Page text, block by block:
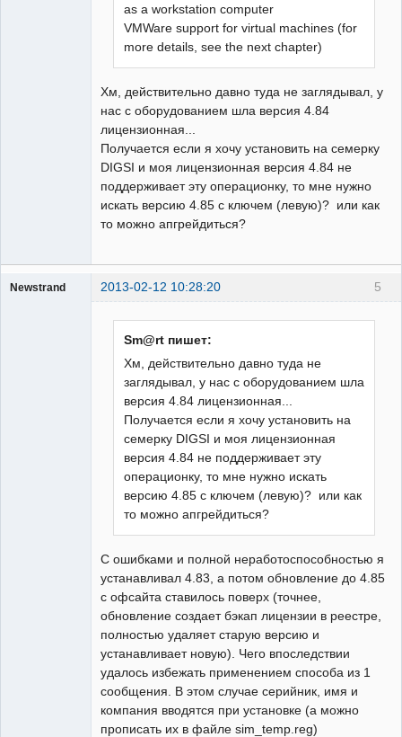
as a workstation computer
VMWare support for virtual machines (for
more details, see the next chapter)
Хм, действительно давно туда не заглядывал, у
нас с оборудованием шла версия 4.84
лицензионная...
Получается если я хочу установить на семерку
DIGSI и моя лицензионная версия 4.84 не
поддерживает эту операционку, то мне нужно
искать версию 4.85 с ключем (левую)? или как
то можно апгрейдиться?
5
Newstrand 2013-02-12 10:28:20
Sm@rt пишет:
Хм, действительно давно туда не
заглядывал, у нас с оборудованием шла
версия 4.84 лицензионная...
Получается если я хочу установить на
семерку DIGSI и моя лицензионная
версия 4.84 не поддерживает эту
операционку, то мне нужно искать
версию 4.85 с ключем (левую)? или как
то можно апгрейдиться?
С ошибками и полной неработоспособностью я
устанавливал 4.83, а потом обновление до 4.85
с офсайта ставилось поверх (точнее,
обновление создает бэкап лицензии в реестре,
полностью удаляет старую версию и
устанавливает новую). Чего впоследствии
удалось избежать применением способа из 1
сообщения. В этом случае серийник, имя и
компания вводятся при установке (а можно
прописать их в файле sim_temp.reg)